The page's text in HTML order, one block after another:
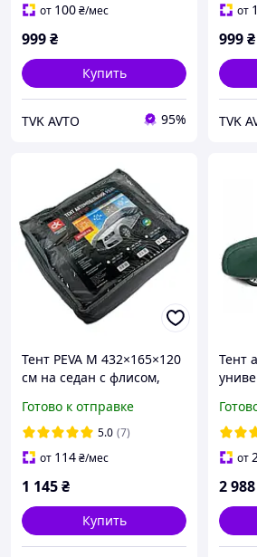
от 100₴/мес
999₴
Купить
TVK AVTO 95%
от
999₴
TVK
Тент PEVA M 432×165×120
см на седан с флисом,
PEVA-2M
Готово к отправке
5.0 (7)
от 114₴/мес
1 145₴
Купить
Тент
4728-
от
2 988